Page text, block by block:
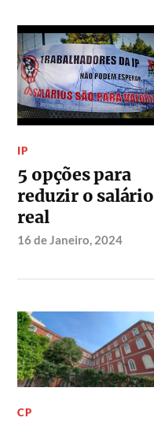
IP
5 opções para
reduzir o salário
real
16 de Janeiro, 2024
CP